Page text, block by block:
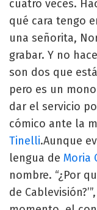
cuatro veces.
qué cara tengo
una señorita,
grabar. Y no
son dos que
pero es un
dar el servicio
cómico ante la
Tinelli.Aunque
lengua de Moria
nombre. “¿Por
de